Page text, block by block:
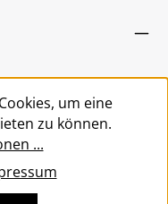
um eine
zu können.
...